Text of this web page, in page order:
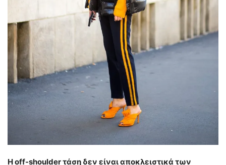
Η off-shoulder τάση δεν είναι αποκλειστικά των